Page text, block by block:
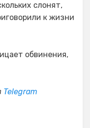
слонят,
к жизни
обвинения,
Telegram